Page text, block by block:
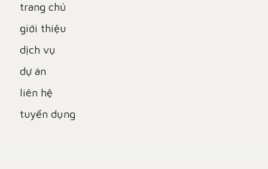
trang chủ
giới thiệu
dịch vụ
dự án
liên hệ
tuyển dụng